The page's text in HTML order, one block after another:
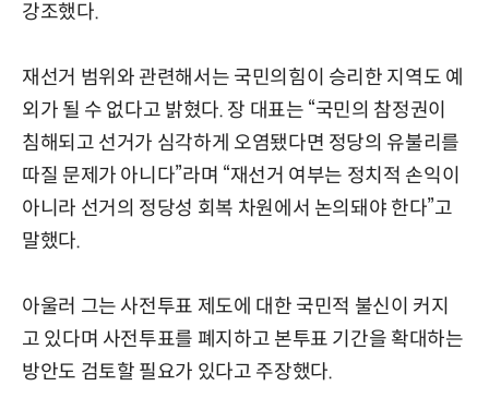
강조했다.
재선거 범위와 관련해서는 국민의힘이 승리한 지역도 예
외가 될 수 없다고 밝혔다. 장 대표는 “국민의 참정권이
침해되고 선거가 심각하게 오염됐다면 정당의 유불리를
따질 문제가 아니다”라며 “재선거 여부는 정치적 손익이
아니라 선거의 정당성 회복 차원에서 논의돼야 한다”고
말했다.
아울러 그는 사전투표 제도에 대한 국민적 불신이 커지
고 있다며 사전투표를 폐지하고 본투표 기간을 확대하는
방안도 검토할 필요가 있다고 주장했다.